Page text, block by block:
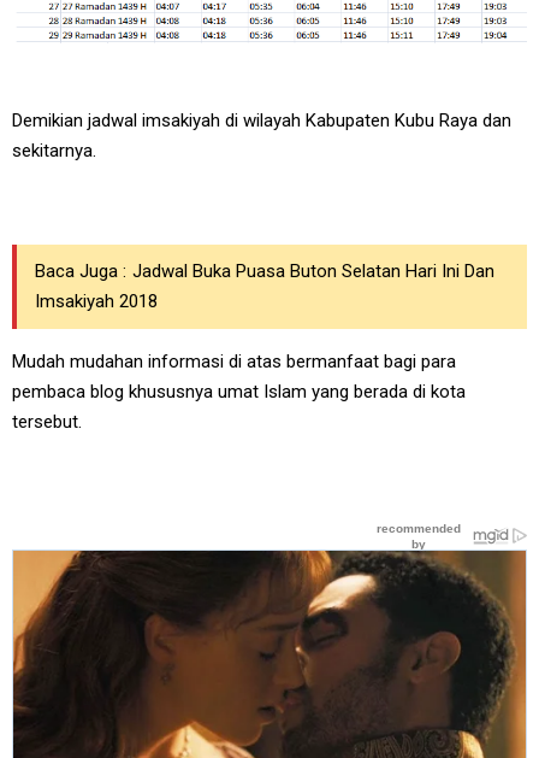
Demikian jadwal imsakiyah di wilayah Kabupaten Kubu Raya dan
sekitarnya.
Baca Juga : Jadwal Buka Puasa Buton Selatan Hari Ini Dan
Imsakiyah 2018
Mudah mudahan informasi di atas bermanfaat bagi para
pembaca blog khususnya umat Islam yang berada di kota
tersebut.